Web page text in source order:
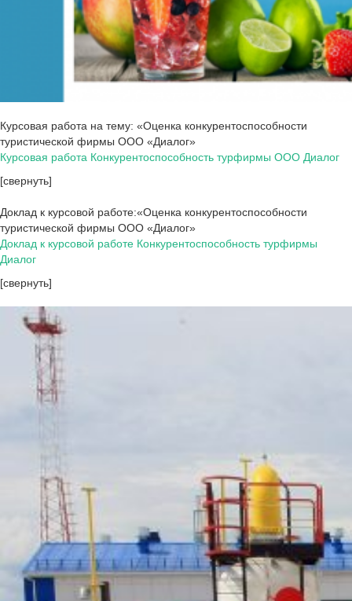
Курсовая работа на тему: «Оценка конкурентоспособности
туристической фирмы ООО «Диалог»
Курсовая работа Конкурентоспособность турфирмы ООО Диалог
[свернуть]
Доклад к курсовой работе:«Оценка конкурентоспособности
туристической фирмы ООО «Диалог»
Доклад к курсовой работе Конкурентоспособность турфирмы
Диалог
[свернуть]